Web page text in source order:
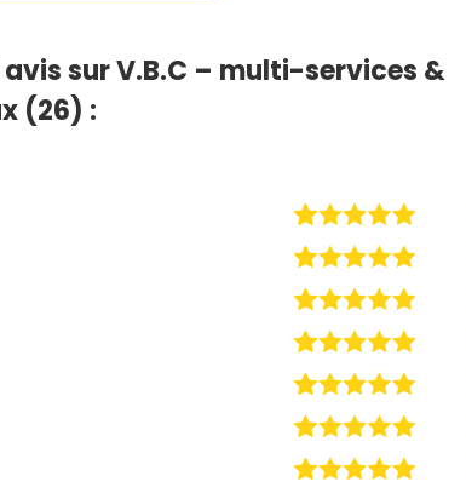
sur V.B.C – multi-services &
(26) :